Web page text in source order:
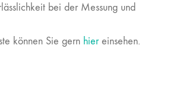
bei der Messung und
können Sie gern hiereinsehen.